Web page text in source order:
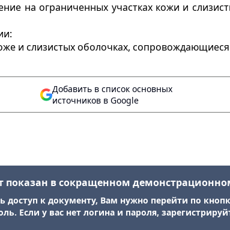
на ограниченных участках кожи и
и слизистых оболочках,
Добавить в список основных
источников в Google
показан в сокращенном
доступ к документу, Вам нужно перейти по
Если у вас нет логина и пароля,